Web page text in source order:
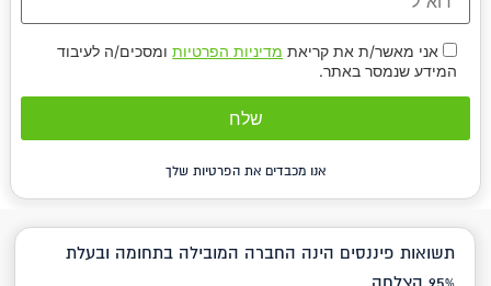
אני מאשר/ת את קריאת מדיניות הפרטיותומסכים/ה לעיבוד
המידע שנמסר באתר.
אנו מכבדים את הפרטיות שלך
תשואות פיננסים הינה החברה המובילה בתחומה ובעלת